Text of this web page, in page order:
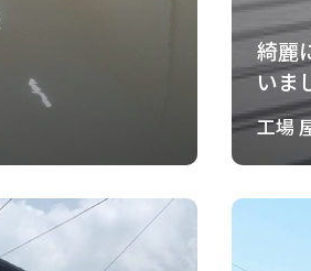
綺麗
いま
工場